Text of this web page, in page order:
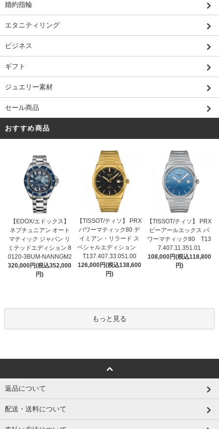
婚約指輪
エタニティリング
ビジネス
ギフト
ジュエリー素材
セール商品
おすすめ商品
【EDOX/エドックス】
ネプチュニアン オート
マティック ジャパン リ
ミテッドエディション 8
0120-3BUM-NANNGM2
320,000円(税込352,000
円)
【TISSOT/ティソ】 PRX
パワーマティック80 デ
イミアン・リラード ス
ペシャルエディション
T137.407.33.051.00
126,000円(税込138,600
円)
【TISSOT/ティソ】 PRX
ピーアールエックス パ
ワーマティック80 T13
7.407.11.351.01
108,000円(税込118,800
円)
もっと見る
返品について
配送・送料について